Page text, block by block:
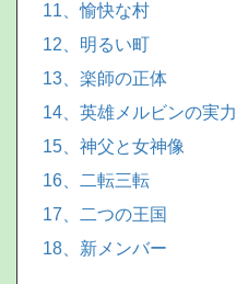
11、愉快な村
12、明るい町
13、楽師の正体
14、英雄メルビンの実力
15、神父と女神像
16、二転三転
17、二つの王国
18、新メンバー